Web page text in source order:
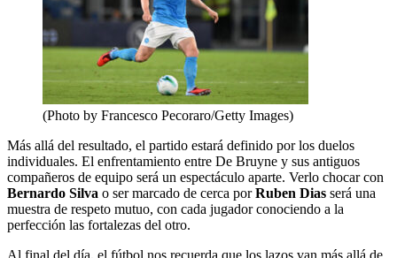
(Photo by Francesco Pecoraro/Getty Images)
Más allá del resultado, el partido estará definido por los duelos
individuales. El enfrentamiento entre De Bruyne y sus antiguos
compañeros de equipo será un espectáculo aparte. Verlo chocar con
Bernardo Silva o ser marcado de cerca porRuben Dias será una
muestra de respeto mutuo, con cada jugador conociendo a la
perfección las fortalezas del otro.
Al final del día, el fútbol nos recuerda que los lazos van más allá de